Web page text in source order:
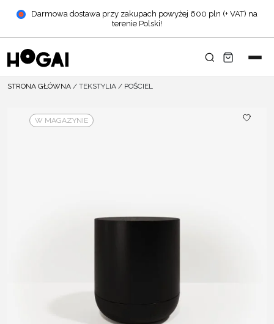
Darmowa dostawa przy zakupach powyżej 600 pln (+ VAT) na
terenie Polski!
STRONA GŁÓWNA / TEKSTYLIA / POŚCIEL
W MAGAZYNIE